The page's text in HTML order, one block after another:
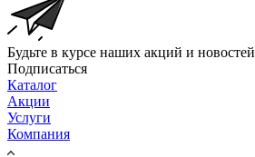
Будьте в курсе наших акций и новостей
Подписаться
Каталог
Акции
Услуги
Компания